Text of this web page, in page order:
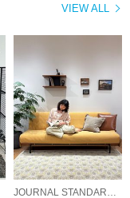
VIEW ALL
JOURNAL STANDARD FURNITURE